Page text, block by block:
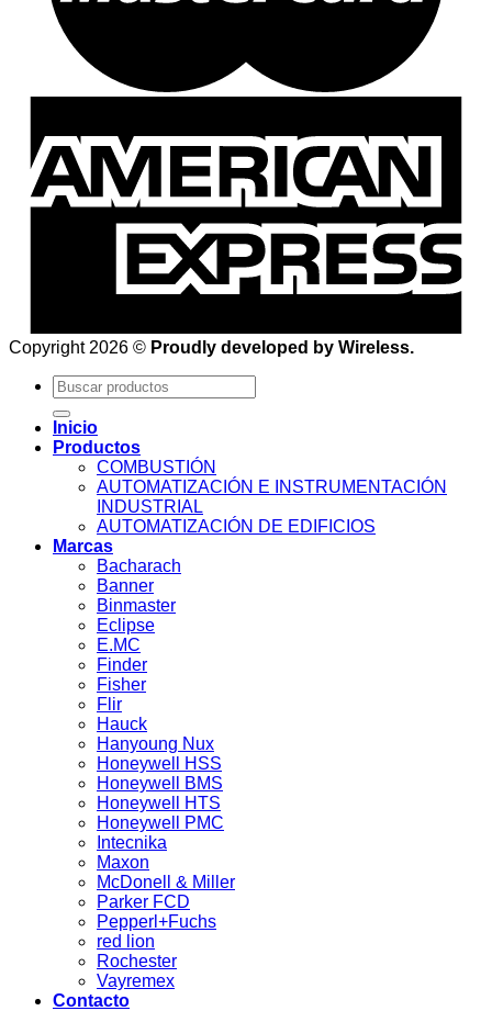
Copyright 2026 © Proudly developed by Wireless.
Buscar
por:
Inicio
Productos
COMBUSTIÓN
AUTOMATIZACIÓN E INSTRUMENTACIÓN
INDUSTRIAL
AUTOMATIZACIÓN DE EDIFICIOS
Marcas
Bacharach
Banner
Binmaster
Eclipse
E.MC
Finder
Fisher
Flir
Hauck
Hanyoung Nux
Honeywell HSS
Honeywell BMS
Honeywell HTS
Honeywell PMC
Intecnika
Maxon
McDonell & Miller
Parker FCD
Pepperl+Fuchs
red lion
Rochester
Vayremex
Contacto